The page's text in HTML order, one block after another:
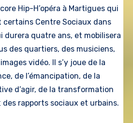
Hip-H’opéra à Martigues qui
certains Centre Sociaux dans
durera quatre ans, et mobilisera
des quartiers, des musiciens,
vidéo. Il s’y joue de la
de l’émancipation, de la
d’agir, de la transformation
des rapports sociaux et urbains.